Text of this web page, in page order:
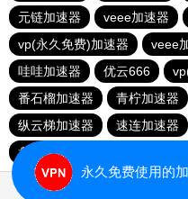
元链加速器
veee加速器
vp(永久免费)加速器
veee
哇哇加速器
优云666
番石榴加速器
青柠加速器
纵云梯加速器
速连加速器
盘古加速器
永久免费使用的